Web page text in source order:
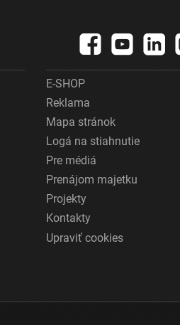
E-SHOP
Reklama
Mapa stránok
Logá na stiahnutie
Pre médiá
Prenájom majetku
Projekty
Kontakty
Upraviť cookies